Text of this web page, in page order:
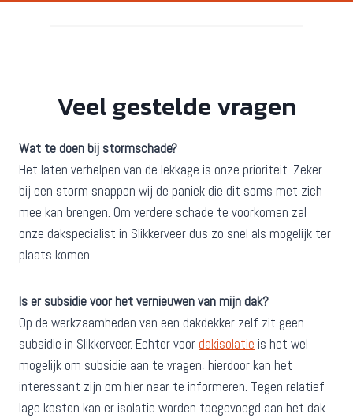
Veel gestelde vragen
Wat te doen bij stormschade?
Het laten verhelpen van de lekkage is onze prioriteit. Zeker
bij een storm snappen wij de paniek die dit soms met zich
mee kan brengen. Om verdere schade te voorkomen zal
onze dakspecialist in Slikkerveer dus zo snel als mogelijk ter
plaats komen.
Is er subsidie voor het vernieuwen van mijn dak?
Op de werkzaamheden van een dakdekker zelf zit geen
subsidie in Slikkerveer. Echter voor dakisolatie is het wel
mogelijk om subsidie aan te vragen, hierdoor kan het
interessant zijn om hier naar te informeren. Tegen relatief
lage kosten kan er isolatie worden toegevoegd aan het dak.